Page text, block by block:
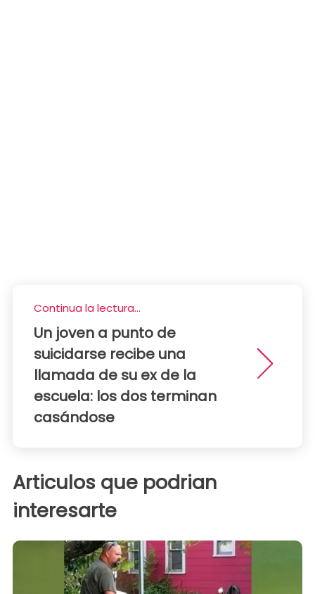
Continua la lectura...
Un joven a punto de
suicidarse recibe una
llamada de su ex de la
escuela: los dos terminan
casándose
Articulos que podrian
interesarte